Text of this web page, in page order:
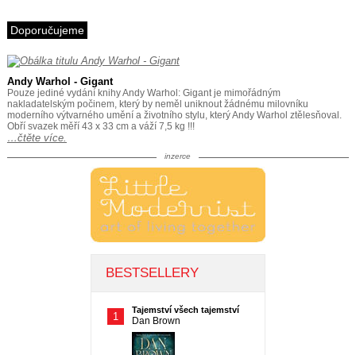
Doporučujeme
Andy Warhol - Gigant
Pouze jediné vydání knihy Andy Warhol: Gigant je mimořádným
nakladatelským počinem, který by neměl uniknout žádnému milovníku
moderního výtvarného umění a životního stylu, který Andy Warhol ztělesňoval.
Obří svazek měří 43 x 33 cm a váží 7,5 kg !!!
…čtěte více.
inzerce